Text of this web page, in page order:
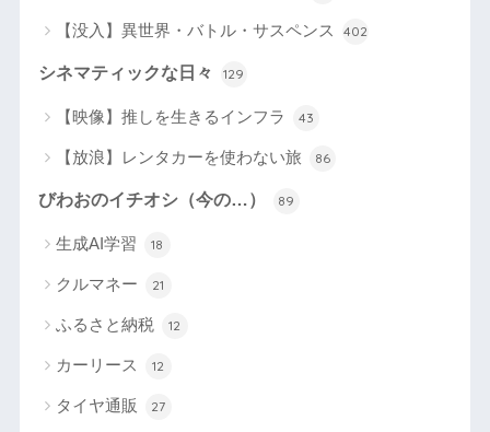
【没入】異世界・バトル・サスペンス 402
シネマティックな日々 129
【映像】推しを生きるインフラ 43
【放浪】レンタカーを使わない旅 86
びわおのイチオシ（今の…） 89
生成AI学習 18
クルマネー 21
ふるさと納税 12
カーリース 12
タイヤ通販 27